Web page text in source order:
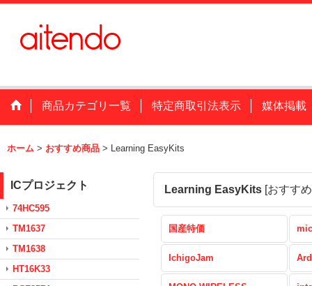
商品カテゴリ一覧 特定商取引法表示 媒体掲載
ホーム > おすすめ商品 > Learning EasyKits
ICプロジェクト
74HC595
TM1637
TM1638
HT16K33
Learning EasyKits [おすす
国産特価
IchigoJam